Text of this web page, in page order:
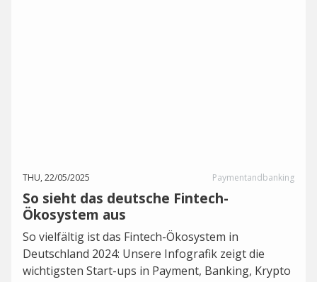
THU, 22/05/2025 Paymentandbanking
So sieht das deutsche Fintech-
Ökosystem aus
So vielfältig ist das Fintech-Ökosystem in
Deutschland 2024: Unsere Infografik zeigt die
wichtigsten Start-ups in Payment, Banking, Krypto